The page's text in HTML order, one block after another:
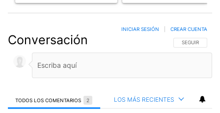
Conversación SIGA ESTA
SEGUIR
INICIAR SESIÓN CREAR CUENTA
TODOS LOS COMENTARIOS 2 LOS MÁS RECIENTES